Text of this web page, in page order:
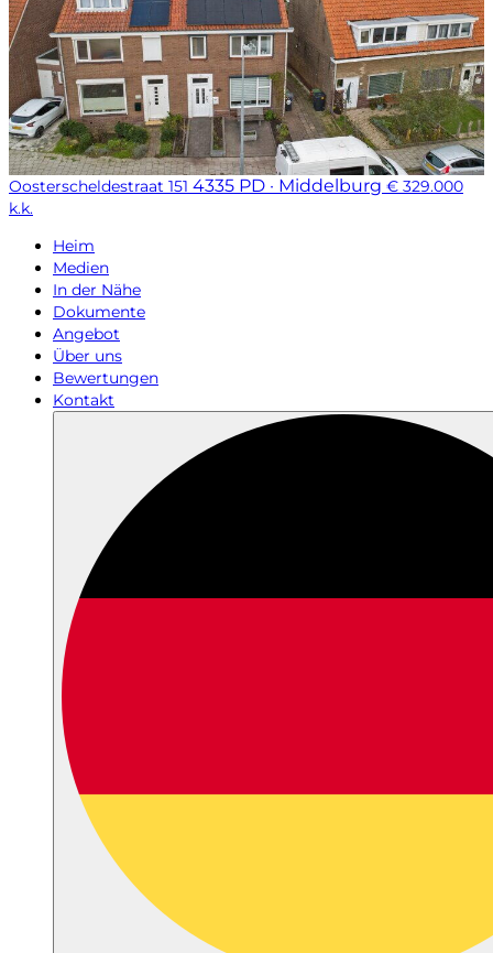
Oosterscheldestraat 151 4335 PD · Middelburg € 329.000
k.k.
Heim
Medien
In der Nähe
Dokumente
Angebot
Über uns
Bewertungen
Kontakt